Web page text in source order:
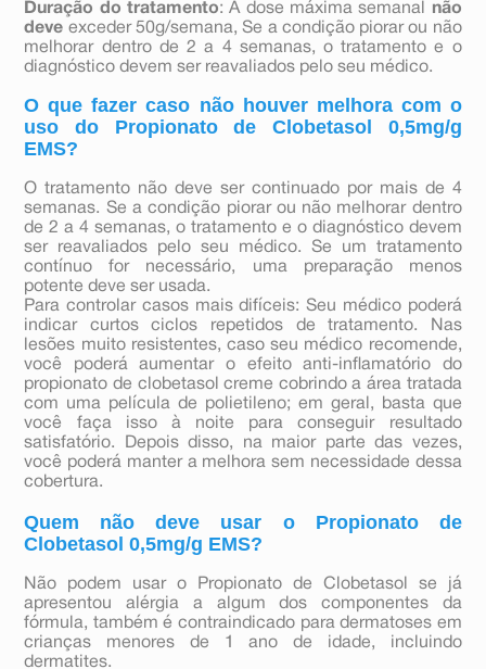
Duração do tratamento: A dose máxima semanal não
deve exceder 50g/semana, Se a condição piorar ou não
melhorar dentro de 2 a 4 semanas, o tratamento e o
diagnóstico devem ser reavaliados pelo seu médico.
O que fazer caso não houver melhora com o
uso do Propionato de Clobetasol 0,5mg/g
EMS?
O tratamento não deve ser continuado por mais de 4
semanas. Se a condição piorar ou não melhorar dentro
de 2 a 4 semanas, o tratamento e o diagnóstico devem
ser reavaliados pelo seu médico. Se um tratamento
contínuo for necessário, uma preparação menos
potente deve ser usada.
Para controlar casos mais difíceis: Seu médico poderá
indicar curtos ciclos repetidos de tratamento. Nas
lesões muito resistentes, caso seu médico recomende,
você poderá aumentar o efeito anti-inflamatório do
propionato de clobetasol creme cobrindo a área tratada
com uma película de polietileno; em geral, basta que
você faça isso à noite para conseguir resultado
satisfatório. Depois disso, na maior parte das vezes,
você poderá manter a melhora sem necessidade dessa
cobertura.
Quem não deve usar o Propionato de
Clobetasol 0,5mg/g EMS?
Não podem usar o Propionato de Clobetasol se já
apresentou alérgia a algum dos componentes da
fórmula, também é contraindicado para dermatoses em
crianças menores de 1 ano de idade, incluindo
dermatites.